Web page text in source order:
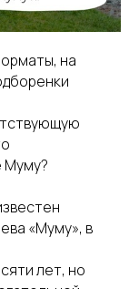
на
Муму?
«Муму», в
лет, но